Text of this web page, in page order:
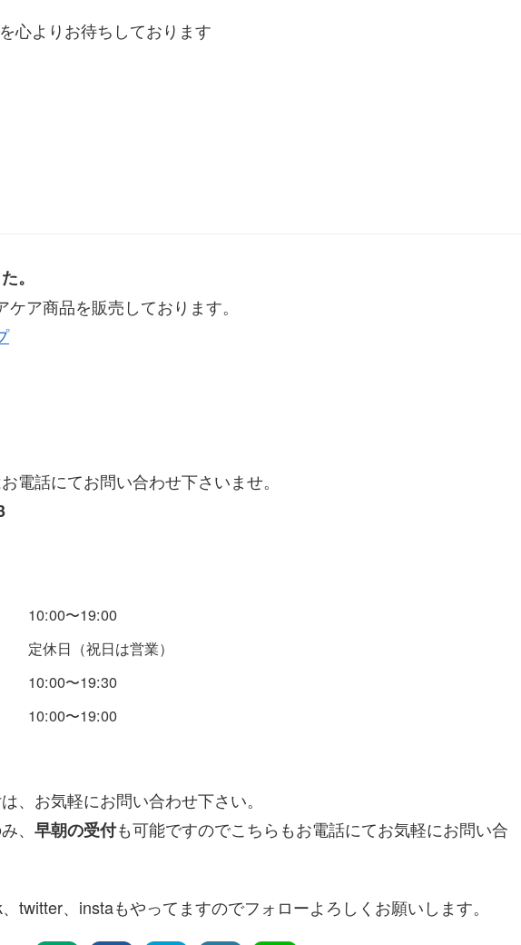
心よりお待ちしております
。
ア商品を販売しております。
電話にてお問い合わせ下さいませ。
10:00〜19:00
定休日（祝日は営業）
10:00〜19:30
10:00〜19:00
、お気軽にお問い合わせ下さい。
、 早朝の受付も可能ですのでこちらもお電話にてお気軽にお問い合
twitter、instaもやってますのでフォローよろしくお願いします。